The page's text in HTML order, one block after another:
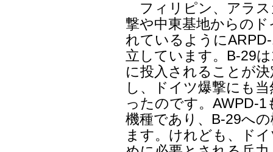
フィリピン、アラス
撃や中東基地からの
れているように
立しています。B-29
に投入されることが
し、ドイツ爆撃にも
ったのです。AWPD-
機種であり、B-29へ
ます。けれども、ド